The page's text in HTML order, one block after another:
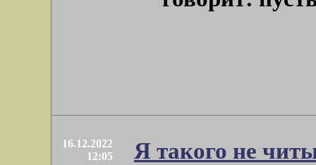
16.12.2022
12:05
Я такого не